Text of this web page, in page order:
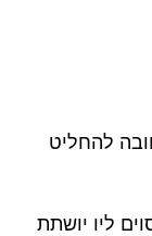
להחליט
ליו יושתת